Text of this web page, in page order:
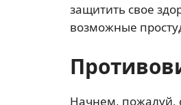
защитить свое
возможные
Начнем, пожалуй,